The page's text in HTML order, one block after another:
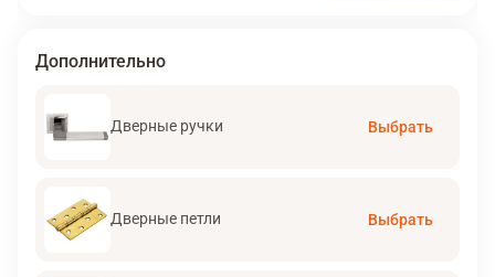
Дополнительно
Дверные ручки Выбрать
Дверные петли Выбрать